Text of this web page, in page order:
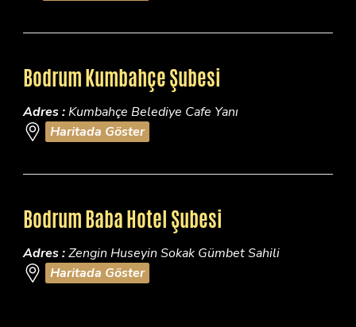
Bodrum Kumbahçe Şubesi
Adres :Kumbahçe Belediye Cafe Yanı
Haritada Göster
Bodrum Baba Hotel Şubesi
Adres :Zengin Huseyin Sokak Gümbet Sahili
Haritada Göster